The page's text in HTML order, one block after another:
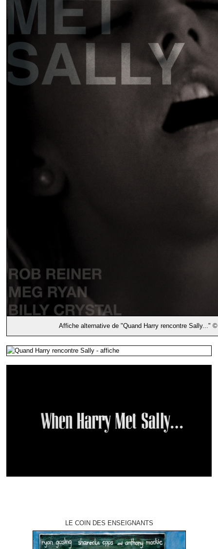
Affiche alternative de "Quand Harry rencontre Sally..."
LE COIN DES ENSEIGNANTS